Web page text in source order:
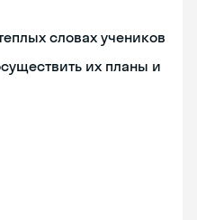
словах учеников
их планы и